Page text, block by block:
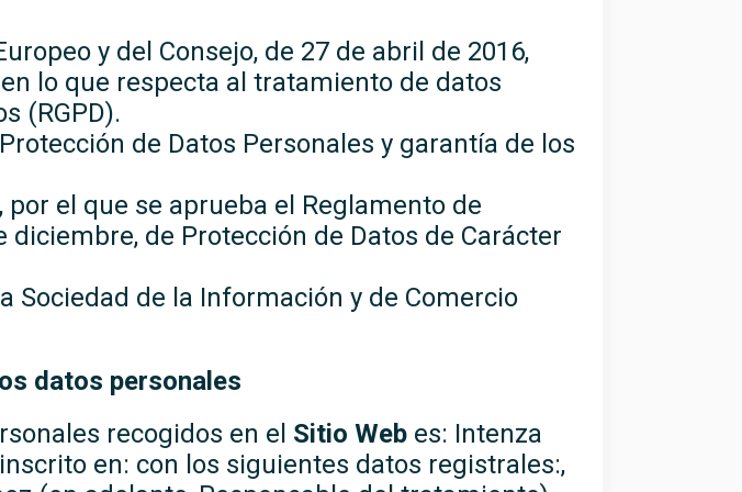
y del Consejo, de 27 de abril de 2016,
lo que respecta al tratamiento de datos
(RGPD).
de Datos Personales y garantía de los
el que se aprueba el Reglamento de
de Protección de Datos de Carácter
Sociedad de la Información y de Comercio
datos personales
recogidos en el Sitio Web es: Intenza
en: con los siguientes datos registrales:,